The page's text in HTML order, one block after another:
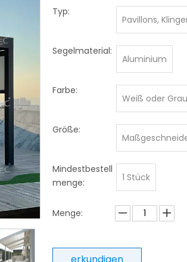
Typ:
Pavillons,
Segelmaterial:
Aluminium
Farbe:
Weiß oder
Größe:
Mindestbestell
menge:
1 Stück
Menge: